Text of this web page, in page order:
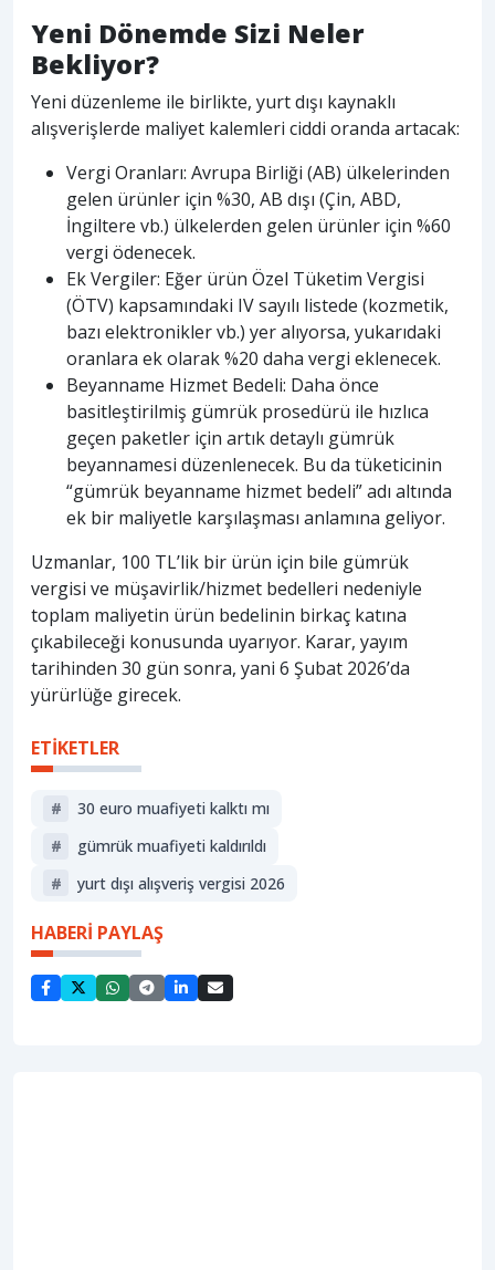
Yeni Dönemde Sizi Neler
Bekliyor?
Yeni düzenleme ile birlikte, yurt dışı kaynaklı
alışverişlerde maliyet kalemleri ciddi oranda artacak:
Vergi Oranları: Avrupa Birliği (AB) ülkelerinden
gelen ürünler için %30, AB dışı (Çin, ABD,
İngiltere vb.) ülkelerden gelen ürünler için %60
vergi ödenecek.
Ek Vergiler: Eğer ürün Özel Tüketim Vergisi
(ÖTV) kapsamındaki IV sayılı listede (kozmetik,
bazı elektronikler vb.) yer alıyorsa, yukarıdaki
oranlara ek olarak %20 daha vergi eklenecek.
Beyanname Hizmet Bedeli: Daha önce
basitleştirilmiş gümrük prosedürü ile hızlıca
geçen paketler için artık detaylı gümrük
beyannamesi düzenlenecek. Bu da tüketicinin
“gümrük beyanname hizmet bedeli” adı altında
ek bir maliyetle karşılaşması anlamına geliyor.
Uzmanlar, 100 TL’lik bir ürün için bile gümrük
vergisi ve müşavirlik/hizmet bedelleri nedeniyle
toplam maliyetin ürün bedelinin birkaç katına
çıkabileceği konusunda uyarıyor. Karar, yayım
tarihinden 30 gün sonra, yani 6 Şubat 2026’da
yürürlüğe girecek.
ETİKETLER
#
30 euro muafiyeti kalktı mı
#
gümrük muafiyeti kaldırıldı
#
yurt dışı alışveriş vergisi 2026
HABERİ PAYLAŞ